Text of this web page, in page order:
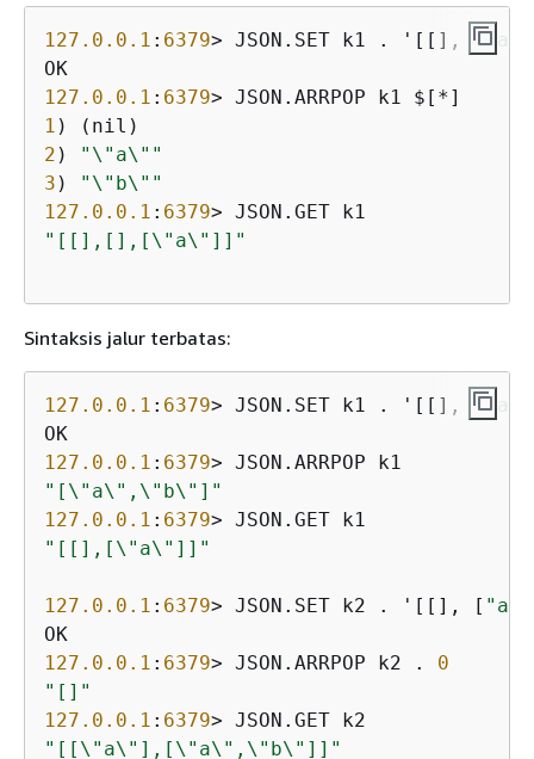
127.0 .0 .1 : 6379> JSON.SET k1 . '[[], ["a"
127.0 .0 .1 : 6379
1
2 )
"\"a\""
3 )
"\"b\""
127.0 .0 .1 : 6379
"[[],[],[\"a\"]]"
Sintaksis jalur terbatas:
127.0 .0 .1 : 6379> JSON.SET k1 . '[[], ["a"
127.0 .0 .1 : 6379
"[\"a\",\"b\"]"
127.0 .0 .1 : 6379
"[[],[\"a\"]]"
127.0 .0 .1 : 6379> JSON.SET k2 . '[[], [ "a"
127.0 .0 .1 : 6379> JSON.ARRPOP k2 . 0
"[]"
127.0 .0 .1 : 6379
"[[\"a\"],[\"a\",\"b\"]]"